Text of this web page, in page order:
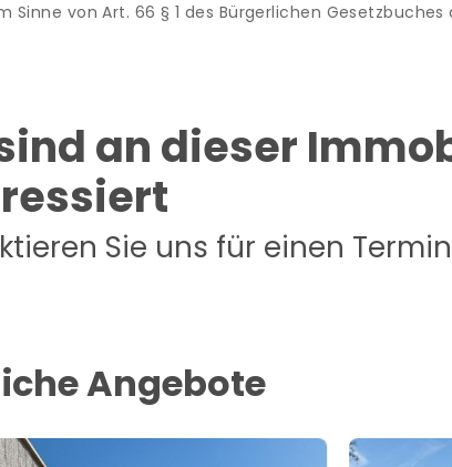
Sinne von Art. 66 § 1 des Bürgerlichen Gesetzbuches
an dieser
Sie uns für einen
Angebote